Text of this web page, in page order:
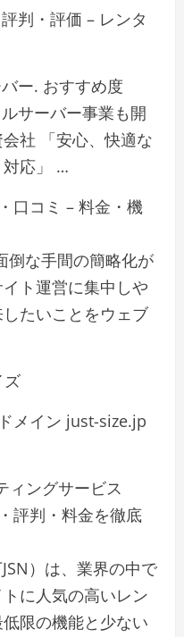
判・評価 – レンタ
ー. おすすめ度
サーバー事業も開
社 「安心、快適な
対応」 …
口コミ – 料金・機
倒な手間の簡略化が
ト運営に集中しや
たいことをウェブ
ズ
メイン just-size.jp
ィングサービス
評判・料金を徹底
）は、業界の中で
に人気の高いレン
限の機能と少ない